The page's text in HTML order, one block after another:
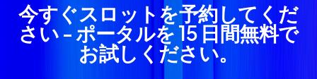
今すぐスロットを予約してくだ
さい - ポータルを 15 日間無料で
お試しください。